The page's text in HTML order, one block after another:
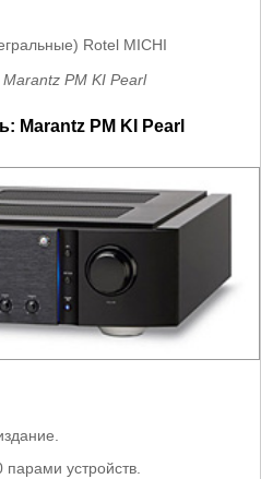
Rotel MICHI
PM KI Pearl
Marantz PM KI Pearl
устройств.